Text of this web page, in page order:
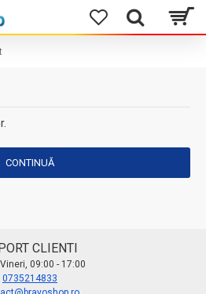
CONTINUĂ
CLIENTI
09:00 - 17:00
0735214833